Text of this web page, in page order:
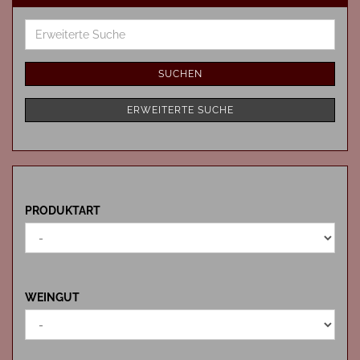
Erweiterte
Suche
SUCHEN
ERWEITERTE SUCHE
PRODUKTART
PRODUKTART
WEINGUT
WEINGUT